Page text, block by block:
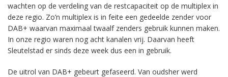
wachten op de verdeling van de restcapaciteit op de multiplex in
deze regio. Zo’n multiplex is in feite een gedeelde zender voor
DAB+ waarvan maximaal twaalf zenders gebruik kunnen maken.
In onze regio waren nog acht kanalen vrij. Daarvan heeft
Sleutelstad er sinds deze week dus een in gebruik.
De uitrol van DAB+ gebeurt gefaseerd. Van oudsher werd